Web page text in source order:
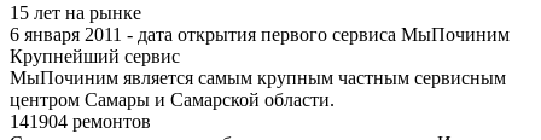
15 лет на рынке
6 января 2011 - дата открытия первого сервиса МыПочиним
Крупнейший сервис
МыПочиним является самым крупным частным сервисным
центром Самары и Самарской области.
141904 ремонтов